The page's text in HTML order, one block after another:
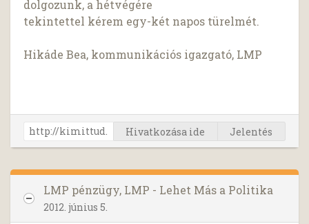
dolgozunk, a hétvégére
tekintettel kérem egy-két napos türelmét.
Hikáde Bea, kommunikációs igazgató, LMP
Hivatkozása ide Jelentés
LMP pénzügy, LMP - Lehet Más a Politika
2012. június 5.